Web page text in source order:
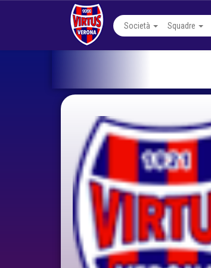
Società Squadre